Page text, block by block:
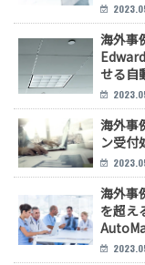
海外事
せる自
海外事
ン受付
海外事
を超え